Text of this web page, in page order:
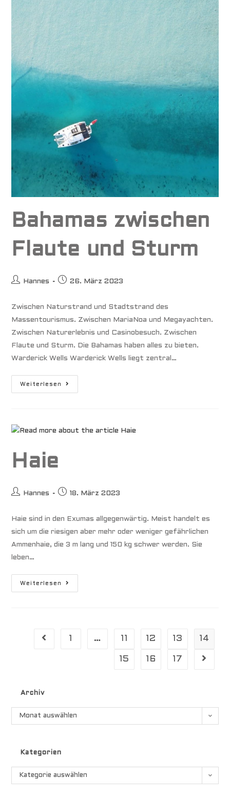
Bahamas zwischen
Flaute und Sturm
Beitrags-
Hannes
Beitrag
26. März 2023
Zwischen Naturstrand und Stadtstrand des
Massentourismus. Zwischen MariaNoa und Megayachten.
Zwischen Naturerlebnis und Casinobesuch. Zwischen
Flaute und Sturm. Die Bahamas haben alles zu bieten.
Warderick Wells Warderick Wells liegt zentral…
Weiterlesen
Bahamas
Haie
Beitrags-
Hannes
Beitrag18. März 2023
Haie sind in den Exumas allgegenwärtig. Meist handelt es
sich um die riesigen aber mehr oder weniger gefährlichen
Ammenhaie, die 3 m lang und 150 kg schwer werden. Sie
leben…
Weiterlesen Haie
Gehe zur vorherigen Seite
1 … 11 12 13 14
15 16 17 Gehe
Archiv
Archiv
Monat auswählen
Kategorien
Kategorien
Kategorie auswählen